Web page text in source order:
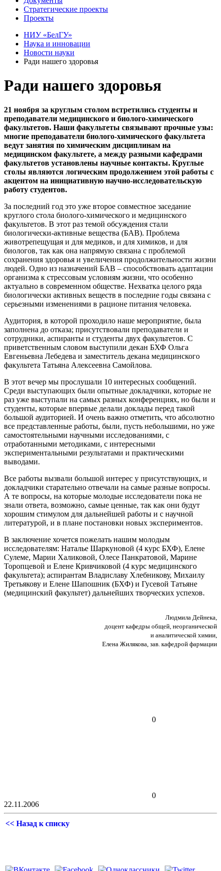
Стратегические проекты
Проекты
НИУ «БелГУ»
Наука и инновации
Новости науки
Ради нашего здоровья
Ради нашего здоровья
21 ноября за круглым столом встретились студенты и
преподаватели медицинского и биолого-химического
факультетов. Наши факультеты связывают прочные узы:
многие преподаватели биолого-химического факультета
ведут занятия по химическим дисциплинам на
медицинском факультете, а между разными кафедрами
факультетов установлены научные контакты. Круглые
столы являются логическим продолжением этой работы с
акцентом на инициативную научно-исследовательскую
работу студентов.
За последний год это уже второе совместное заседание
круглого стола биолого-химического и медицинского
факультетов. В этот раз темой обсуждения стали
биологически-активные вещества (БАВ). Проблема
животрепещущая и для медиков, и для химиков, и для
биологов, так как она напрямую связана с проблемой
сохранения здоровья и увеличения продолжительности жизни
людей. Одно из назначений БАВ – способствовать адаптации
организма к стрессовым условиям жизни, что особенно
актуально в современном обществе. Нехватка целого ряда
биологически активных веществ в последние годы связана с
серьезными изменениями в рационе питания человека.
Аудитория, в которой проходило наше мероприятие, была
заполнена до отказа; присутствовали преподаватели и
сотрудники, аспиранты и студенты двух факультетов. С
приветственным словом выступили декан БХФ Ольга
Евгеньевна Лебедева и заместитель декана медицинского
факультета Татьяна Алексеевна Самойлова.
В этот вечер мы прослушали 10 интересных сообщений.
Среди выступающих были опытные докладчики, которые не
раз уже выступали на самых разных конференциях, но были и
студенты, которые впервые делали доклады перед такой
большой аудиторией. И очень важно отметить, что абсолютно
все представленные работы, были, пусть небольшими, но уже
самостоятельными научными исследованиями, с
отработанными методиками, с интересными
экспериментальными результатами и практическими
выводами.
Все работы вызвали большой интерес у присутствующих, и
докладчики старательно отвечали на самые разные вопросы.
А те вопросы, на которые молодые исследователи пока не
знали ответа, возможно, самые ценные, так как они будут
хорошим стимулом для дальнейшей работы и с научной
литературой, и в плане постановки новых экспериментов.
В заключение хочется пожелать нашим молодым
исследователям: Наталье Шаркуновой (4 курс БХФ), Елене
Сулеме, Марии Халиковой, Олесе Панкратовой, Марине
Торопцевой и Елене Кривчиковой (4 курс медицинского
факультета); аспирантам Владиславу Хлебникову, Михаилу
Третьякову и Елене Шапошник (БХФ) и Гусевой Татьяне
(медицинский факультет) дальнейших творческих успехов.
Людмила Дейнека,
доцент кафедры общей, неорганической
и аналитической химии,
Елена Жилякова, зав. кафедрой фармации
0
0
22.11.2006
<< Назад к списку